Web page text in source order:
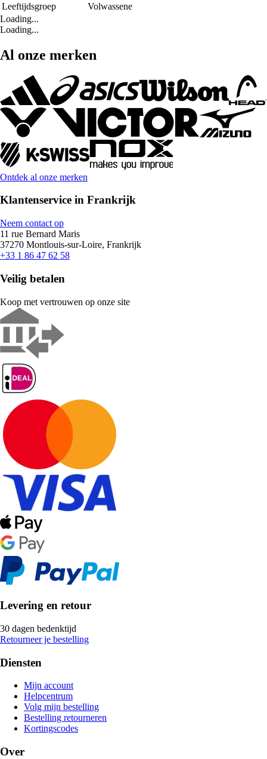
Leeftijdsgroep
Volwassene
Loading...
Loading...
Al onze merken
Ontdek al onze merken
Klantenservice in Frankrijk
Neem contact op
11 rue Bernard Maris
37270 Montlouis-sur-Loire, Frankrijk
+33 1 86 47 62 58
Veilig betalen
Koop met vertrouwen op onze site
Levering en retour
30 dagen bedenktijd
Retourneer je bestelling
Diensten
Mijn account
Helpcentrum
Volg mijn bestelling
Bestelling retourneren
Kortingscodes
Over